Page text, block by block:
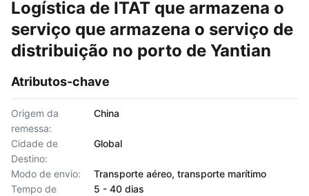
Logística de ITAT que armazena o
serviço que armazena o serviço de
distribuição no porto de Yantian
Atributos-chave
Origem da
remessa:
China
Cidade de
Destino:
Global
Modo de envio:
Transporte aéreo, transporte marítimo
Tempo de
5 - 40 dias